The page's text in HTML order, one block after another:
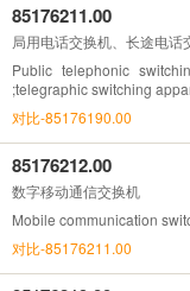
85176211.00
局用电话交换机、长途电
Public telephonic
;telegraphic switching
对比-85176190.00
85176212.00
数字移动通信交换机
Mobile communication
对比-85176211.00